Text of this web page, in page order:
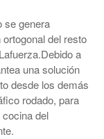
se genera
del resto
a
una solución
desde los demás
rodado, para
del